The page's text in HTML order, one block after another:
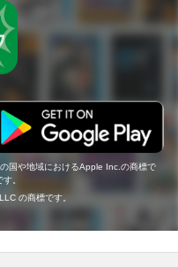
国や地域におけるApple Inc.の商標で
。
の商標です。